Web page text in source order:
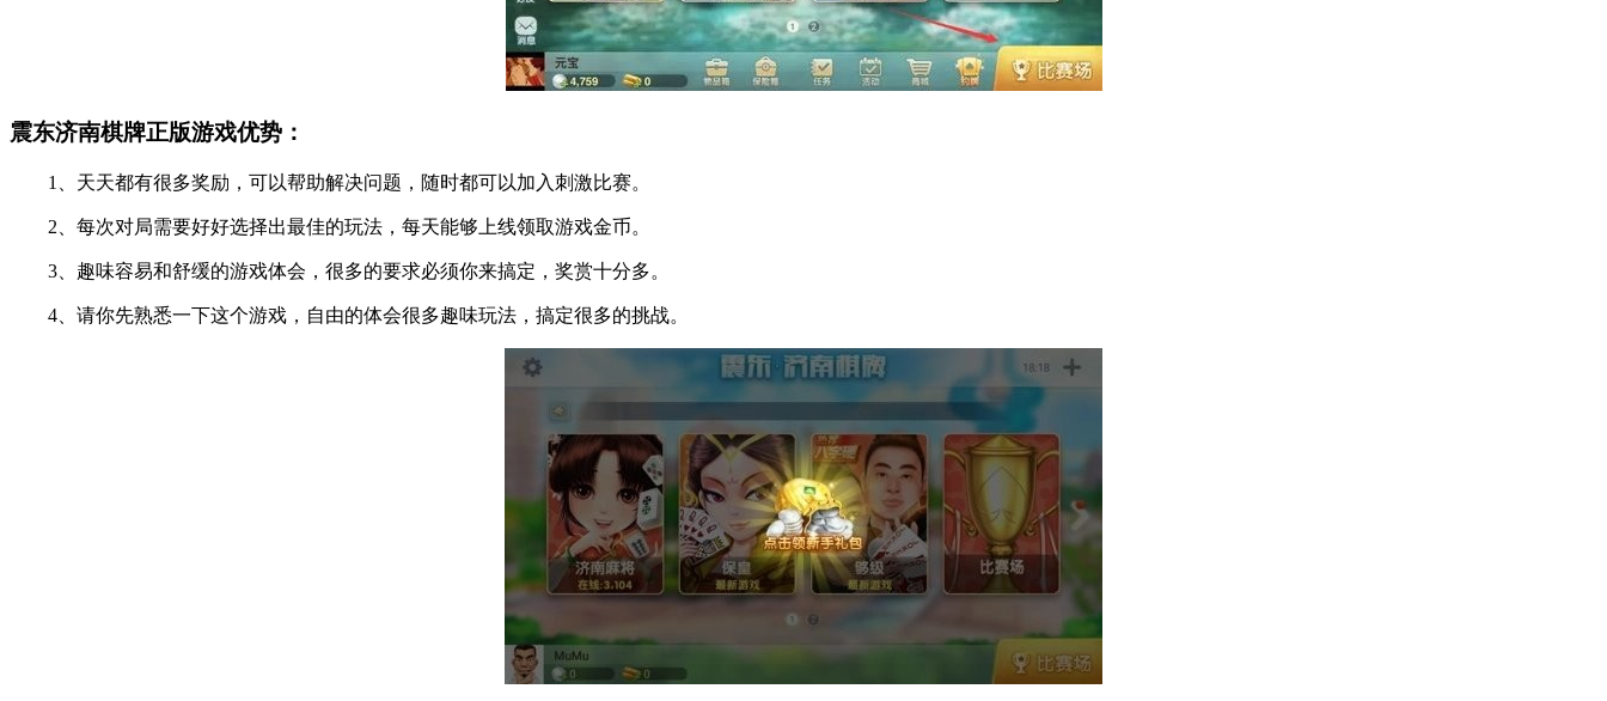
震东济南棋牌正版游戏优势：
1、天天都有很多奖励，可以帮助解决问题，随时都可以加入刺激比赛。
2、每次对局需要好好选择出最佳的玩法，每天能够上线领取游戏金币。
3、趣味容易和舒缓的游戏体会，很多的要求必须你来搞定，奖赏十分多。
4、请你先熟悉一下这个游戏，自由的体会很多趣味玩法，搞定很多的挑战。